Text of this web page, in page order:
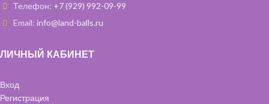
Телефон: +7 (929) 992-09-99
Email: info@land-balls.ru
ЛИЧНЫЙ КАБИНЕТ
Вход
Регистрация